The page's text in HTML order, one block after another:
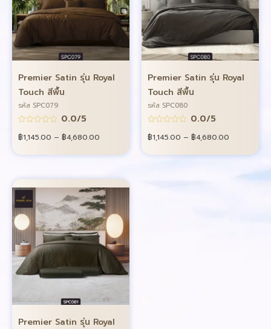
Premier Satin รุ่น Royal
Touch สีพื้น
รหัส SPC079
0.0/5
฿1,145.00 – ฿4,680.00
Premier Satin รุ่น Royal
Touch สีพื้น
รหัส SPC080
0.0/5
฿1,145.00 – ฿4,680.00
Premier Satin รุ่น Royal